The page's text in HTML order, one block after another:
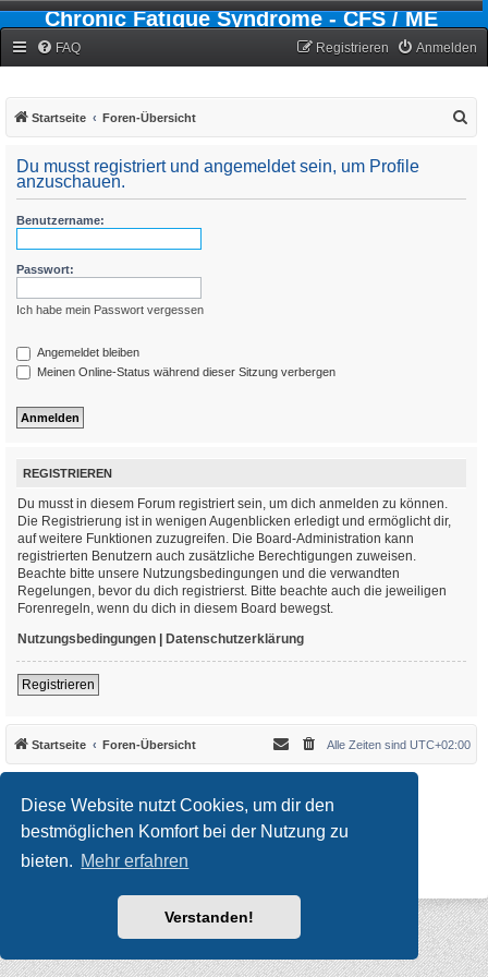
Diese Website nutzt Cookies, um dir den
bestmöglichen Komfort bei der Nutzung zu
bieten. Mehr erfahren
Verstanden!
Chronic Fatigue Syndrome - CFS / ME
FAQ Anmelden
Registrieren
Startseite Foren-Übersicht
Du musst registriert und angemeldet sein, um Profile
anzuschauen.
Benutzername:
Passwort:
Ich habe mein Passwort vergessen
Angemeldet bleiben
Meinen Online-Status während dieser Sitzung verbergen
REGISTRIEREN
Du musst in diesem Forum registriert sein, um dich anmelden zu können.
Die Registrierung ist in wenigen Augenblicken erledigt und ermöglicht dir,
auf weitere Funktionen zuzugreifen. Die Board-Administration kann
registrierten Benutzern auch zusätzliche Berechtigungen zuweisen.
Beachte bitte unsere Nutzungsbedingungen und die verwandten
Regelungen, bevor du dich registrierst. Bitte beachte auch die jeweiligen
Forenregeln, wenn du dich in diesem Board bewegst.
Nutzungsbedingungen | Datenschutzerklärung
Registrieren
Startseite Foren-Übersicht Alle Zeiten sind UTC+02:00
Updated to 3.3.x by
MannixMD
*Style version: 3.4.10
Powered byphpBB ® Forum Software © phpBB Limited
Datenschutz